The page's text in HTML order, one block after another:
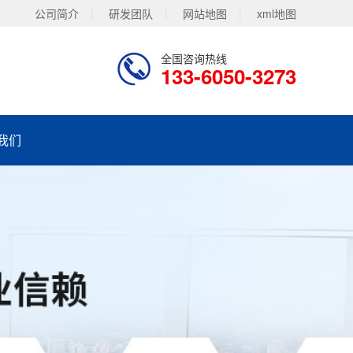
公司简介 研发团队 网站地图 xml地图
全国咨询热线
133-6050-3273
们